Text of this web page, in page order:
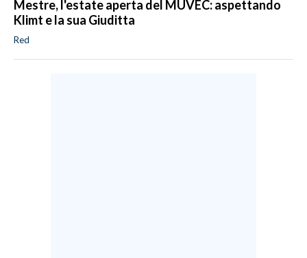
Mestre, l'estate aperta del MUVEC: aspettando
Klimt e la sua Giuditta
Red